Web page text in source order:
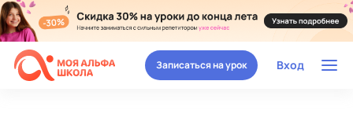
Вход
Записаться на урок